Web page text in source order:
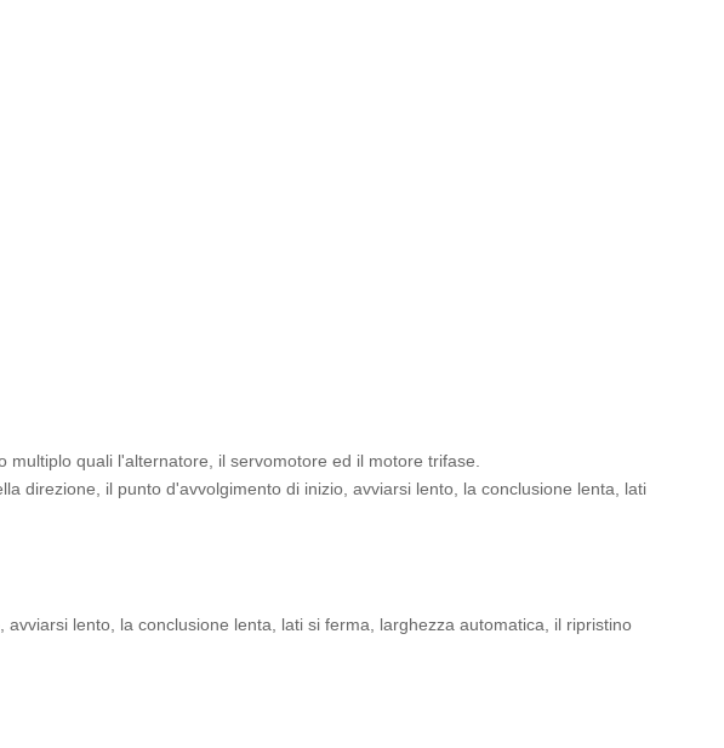
quali l'alternatore, il servomotore ed il motore trifase.
direzione, il punto d'avvolgimento di inizio, avviarsi lento, la conclusione lenta, lati
lento, la conclusione lenta, lati si ferma, larghezza automatica, il ripristino